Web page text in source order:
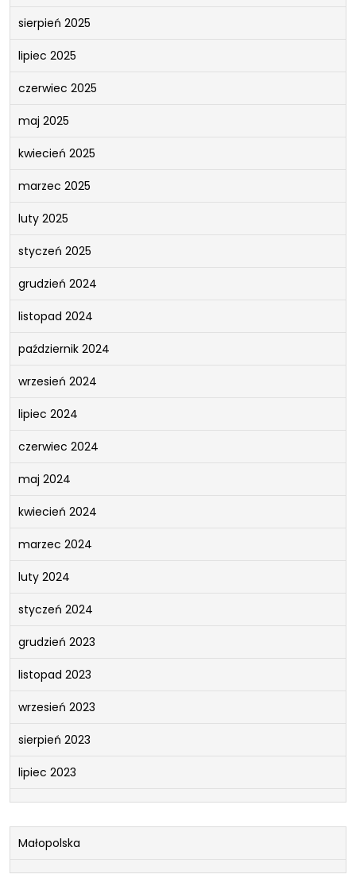
sierpień 2025
lipiec 2025
czerwiec 2025
maj 2025
kwiecień 2025
marzec 2025
luty 2025
styczeń 2025
grudzień 2024
listopad 2024
październik 2024
wrzesień 2024
lipiec 2024
czerwiec 2024
maj 2024
kwiecień 2024
marzec 2024
luty 2024
styczeń 2024
grudzień 2023
listopad 2023
wrzesień 2023
sierpień 2023
lipiec 2023
Małopolska